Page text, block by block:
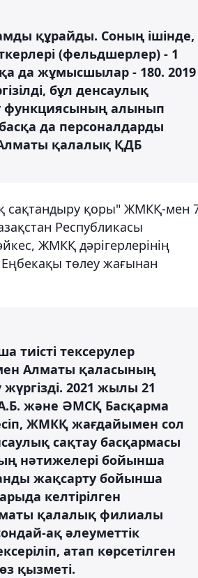
құрайды. Соның ішінде,
(фельдшерлер) - 1
да жұмысшылар - 180. 2019
бұл денсаулық
функциясының алынып
да персоналдарды
қалалық ҚДБ
сақтандыру қоры" ЖМКҚ-мен
Республикасы
ЖМКҚ дәрігерлерінің
төлеу жағынан
тиісті тексерулер
мен Алматы қаласының
2021 жылы 21
және ӘМСҚ Басқарма
ЖМКҚ жағдайымен сол
сақтау басқармасы
нәтижелері бойынша
жақсарту бойынша
келтірілген
қалалық филиалы
ақ әлеуметтік
атап көрсетілген
қызметі.